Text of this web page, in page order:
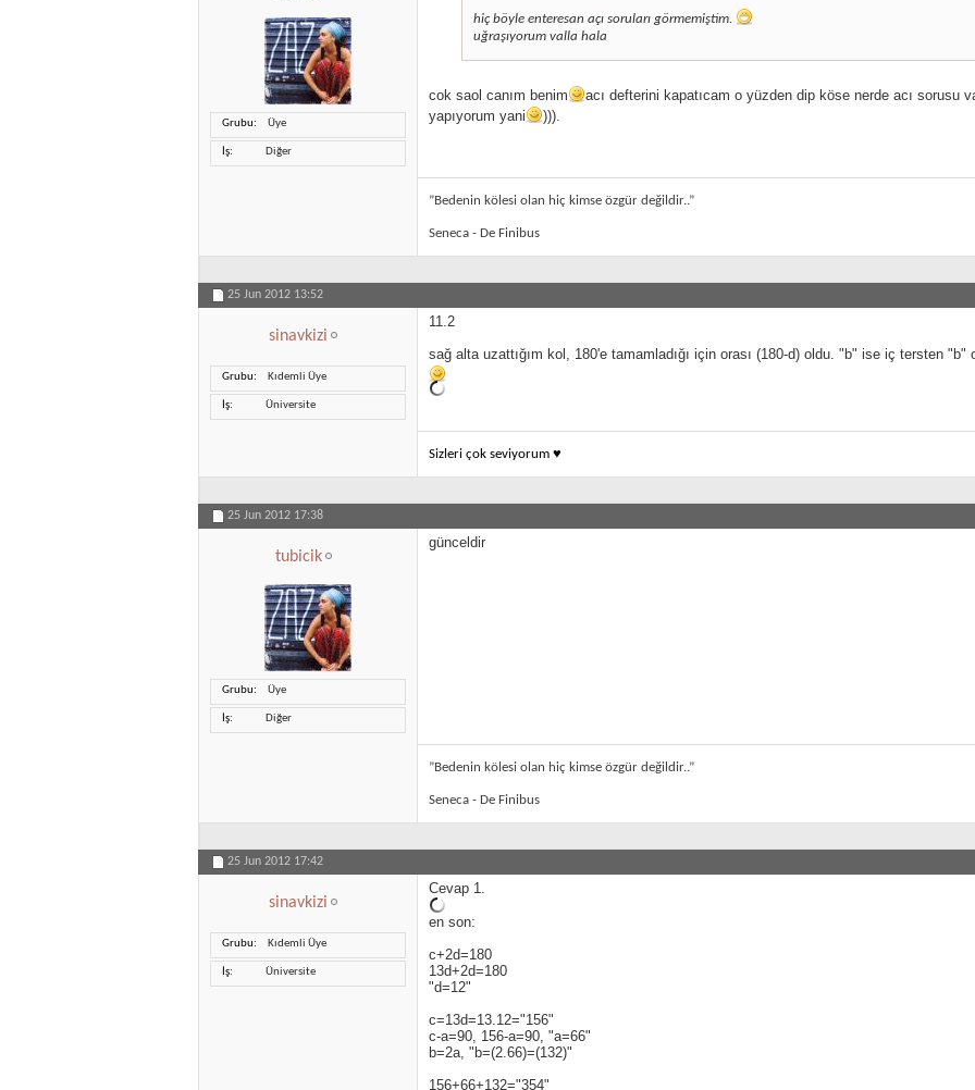
Grubu Üye
İş Diğer
hiç böyle enteresan açı soruları görmemiştim.
uğraşıyorum valla hala
cok saol canım benim
acı defterini kapatıcam o yüzden dip köse nerde acı sorusu
yapıyorum yani
))).
”Bedenin kölesi olan hiç kimse özgür değildir..”
Seneca - De Finibus
25 Jun 2012 13:52
sinavkizi
Grubu Kıdemli Üye
İş Üniversite
11.2
sağ alta uzattığım kol, 180'e tamamladığı için orası (180-d) oldu. "b" ise iç tersten
Sizleri çok seviyorum ♥
25 Jun 2012 17:38
tubicik
Grubu Üye
İş Diğer
günceldir
”Bedenin kölesi olan hiç kimse özgür değildir..”
Seneca - De Finibus
25 Jun 2012 17:42
sinavkizi
Grubu Kıdemli Üye
İş Üniversite
Cevap 1.
en son:
c+2d=180
13d+2d=180
"d=12"
c=13d=13.12="156"
c-a=90, 156-a=90, "a=66"
b=2a, "b=(2.66)=(132)"
156+66+132="354"